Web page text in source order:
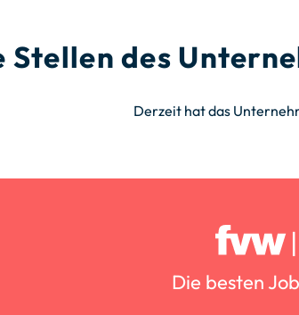
des
Derzeit hat das
Die besten